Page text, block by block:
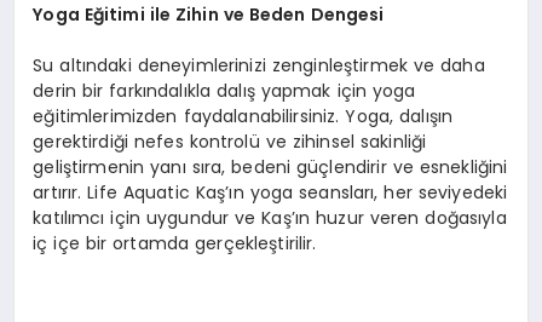
Yoga Eğitimi ile Zihin ve Beden Dengesi
Su altındaki deneyimlerinizi zenginleştirmek ve daha
derin bir farkındalıkla dalış yapmak için yoga
eğitimlerimizden faydalanabilirsiniz. Yoga, dalışın
gerektirdiği nefes kontrolü ve zihinsel sakinliği
geliştirmenin yanı sıra, bedeni güçlendirir ve esnekliğini
artırır. Life Aquatic Kaş’ın yoga seansları, her seviyedeki
katılımcı için uygundur ve Kaş’ın huzur veren doğasıyla
iç içe bir ortamda gerçekleştirilir.